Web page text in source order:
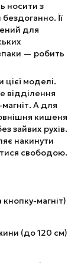
носити з
Її
для
— робить
цієї моделі.
відділення
А для
кишеня
зайвих рухів.
накинути
свободою.
магніт)
(до 120 см)